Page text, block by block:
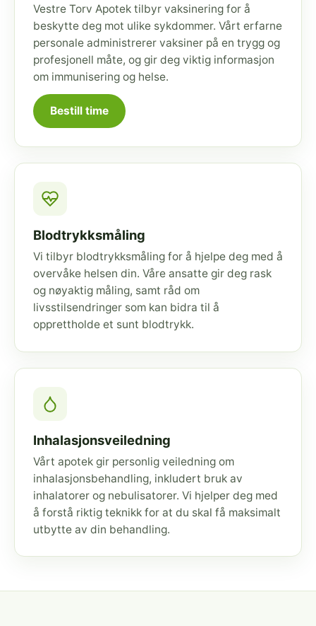
Vestre Torv Apotek tilbyr vaksinering for å
beskytte deg mot ulike sykdommer. Vårt erfarne
personale administrerer vaksiner på en trygg og
profesjonell måte, og gir deg viktig informasjon
om immunisering og helse.
Bestill time
Blodtrykksmåling
Vi tilbyr blodtrykksmåling for å hjelpe deg med å
overvåke helsen din. Våre ansatte gir deg rask
og nøyaktig måling, samt råd om
livsstilsendringer som kan bidra til å
opprettholde et sunt blodtrykk.
Inhalasjonsveiledning
Vårt apotek gir personlig veiledning om
inhalasjonsbehandling, inkludert bruk av
inhalatorer og nebulisatorer. Vi hjelper deg med
å forstå riktig teknikk for at du skal få maksimalt
utbytte av din behandling.